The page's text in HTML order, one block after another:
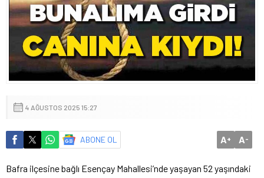
4 AĞUSTOS 2025 15:27
ABONE OL A+ A-
Bafra ilçesine bağlı Esençay Mahallesi’nde yaşayan 52 yaşındaki